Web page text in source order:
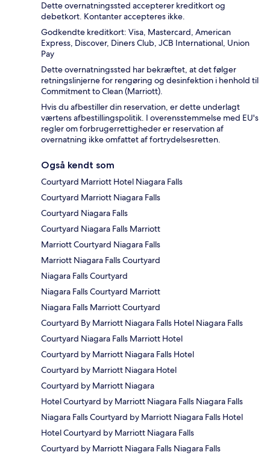
Dette overnatningssted accepterer kreditkort og
debetkort. Kontanter accepteres ikke.
Godkendte kreditkort: Visa, Mastercard, American
Express, Discover, Diners Club, JCB International, Union
Pay
Dette overnatningssted har bekræftet, at det følger
retningslinjerne for rengøring og desinfektion i henhold til
Commitment to Clean (Marriott).
Hvis du afbestiller din reservation, er dette underlagt
værtens afbestillingspolitik. I overensstemmelse med EU's
regler om forbrugerrettigheder er reservation af
overnatning ikke omfattet af fortrydelsesretten.
Også kendt som
Courtyard Marriott Hotel Niagara Falls
Courtyard Marriott Niagara Falls
Courtyard Niagara Falls
Courtyard Niagara Falls Marriott
Marriott Courtyard Niagara Falls
Marriott Niagara Falls Courtyard
Niagara Falls Courtyard
Niagara Falls Courtyard Marriott
Niagara Falls Marriott Courtyard
Courtyard By Marriott Niagara Falls Hotel Niagara Falls
Courtyard Niagara Falls Marriott Hotel
Courtyard by Marriott Niagara Falls Hotel
Courtyard by Marriott Niagara Hotel
Courtyard by Marriott Niagara
Hotel Courtyard by Marriott Niagara Falls Niagara Falls
Niagara Falls Courtyard by Marriott Niagara Falls Hotel
Hotel Courtyard by Marriott Niagara Falls
Courtyard by Marriott Niagara Falls Niagara Falls